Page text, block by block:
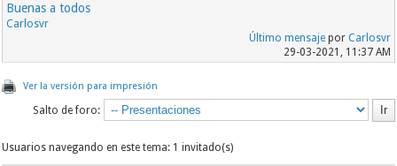
Buenas a todos
Carlosvr
Último mensajepor Carlosvr
29-03-2021, 11:37 AM
Ver la versión para impresión
Salto de foro:
Usuarios navegando en este tema: 1 invitado(s)